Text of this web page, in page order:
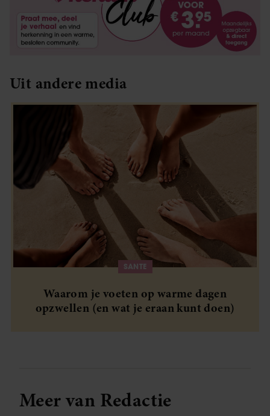
Uit andere media
SANTE
Waarom je voeten op warme dagen
opzwellen (en wat je eraan kunt doen)
Meer van Redactie